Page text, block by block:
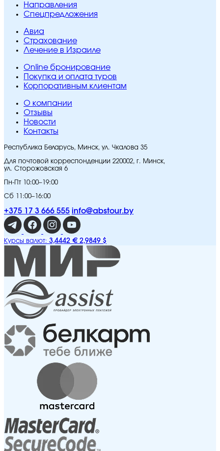
Направления
Спецпредложения
Авиа
Страхование
Лечение в Израиле
Online бронирование
Покупка и оплата туров
Корпоративным клиентам
O компании
Отзывы
Новости
Контакты
Республика Беларусь, Минск, ул. Чкалова 35
Для почтовой корреспонденции 220002, г. Минск,
ул. Сторожовская 6
Пн-Пт 10:00–19:00
Сб 11:00–16:00
+375 17 3 666 555 info@abstour.by
Курсы валют: 3,4442 € 2,9849 $